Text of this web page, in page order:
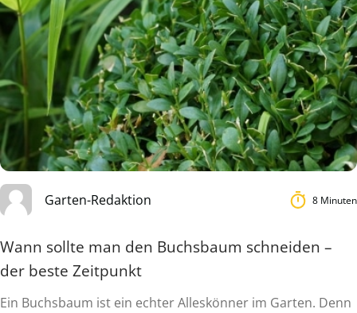
Garten-Redaktion 8 Minuten
Wann sollte man den Buchsbaum schneiden –
der beste Zeitpunkt
Ein Buchsbaum ist ein echter Alleskönner im Garten. Denn